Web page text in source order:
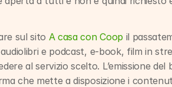
sul sito A casa con Coop il
e podcast, e-book, film in
al servizio scelto. L’emissione del
che mette a disposizione i